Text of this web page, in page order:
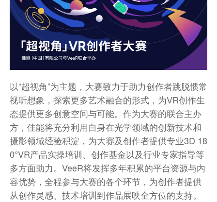
以“超视角”为主题，大赛致力于助力创作者跳脱惯常
视听想象，探索更多艺术融合的形式，为VR创作生
态提供更多创意空间与可能。作为大赛的联合主办
方，佳能将充分利用自身在光学领域的创新技术和
摄影领域经验积淀，为大赛及创作者提供专业3D 18
0°VR产品实操培训、创作基金以及行业专家指导等
多方面助力。VeeR将发挥多年积累的平台资源与内
容优势，全程参与大赛的各个环节，为创作者提供
从创作灵感、技术培训到作品展映全方位的支持。